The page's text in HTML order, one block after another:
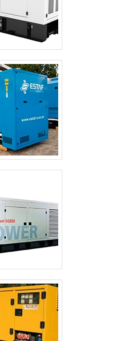
VALOR
PREÇO GUARULHOS
PAULO
DE ENERGIA
SP
SÃO PAULO
A DIESEL SÃO PAULO
VALOR
VALOR GUARULHOS
SP
PREÇO SÃO PAULO
PARA FESTAS PREÇO SÃO PAULO
GUARULHOS
EM SÃO JOSE DOS CAMPOS
EM GUARULHOS
ELÉTRICA